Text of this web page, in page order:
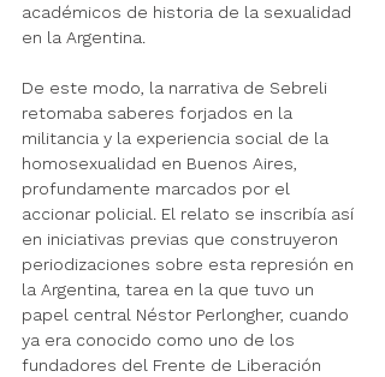
académicos de historia de la sexualidad
en la Argentina.
De este modo, la narrativa de Sebreli
retomaba saberes forjados en la
militancia y la experiencia social de la
homosexualidad en Buenos Aires,
profundamente marcados por el
accionar policial. El relato se inscribía así
en iniciativas previas que construyeron
periodizaciones sobre esta represión en
la Argentina, tarea en la que tuvo un
papel central Néstor Perlongher, cuando
ya era conocido como uno de los
fundadores del Frente de Liberación